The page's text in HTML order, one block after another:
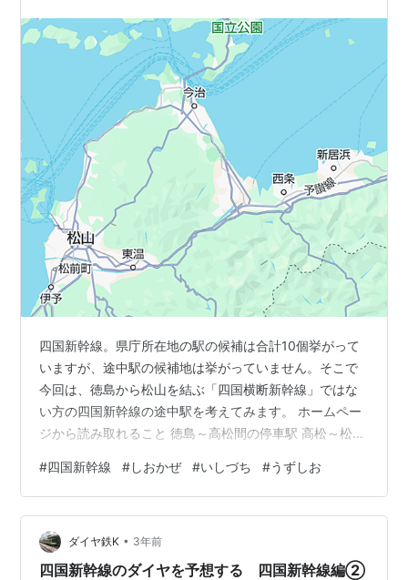
四国新幹線。県庁所在地の駅の候補は合計10個挙がって
いますが、途中駅の候補地は挙がっていません。そこで
今回は、徳島から松山を結ぶ「四国横断新幹線」ではな
い方の四国新幹線の途中駅を考えてみます。 ホームペー
ジから読み取れること 徳島～高松間の停車駅 高松～松山
四国新幹線は、四国新幹線整備促進期成会によって整備
の検討が進められています。途中駅の候補地は挙がって
いないのですがそれを匂わせる画像があったので、それ
をもとに考えていきます。 四国新幹線周辺の都市の人口
四国新幹線整備促進期成会より 今回は四国新幹線のみ考
#四国新幹線 #しおかぜ #いしづち #うずしお
ダイヤ鉄K • 3年前
四国新幹線のダイヤを予想する 四国新幹線編②